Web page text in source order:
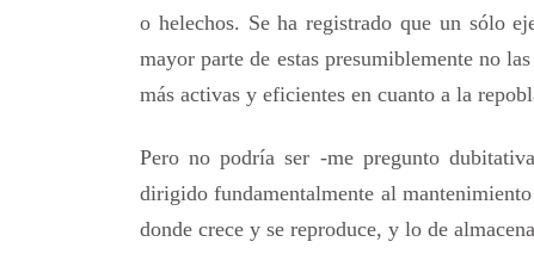
o helechos. Se ha registrado que un sólo
mayor parte de estas presumiblemente no
más activas y eficientes en cuanto a la
Pero no podría ser -me pregunto
dirigido fundamentalmente al
donde crece y se reproduce, y lo de